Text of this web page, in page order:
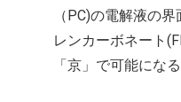
（PC)の電解液の
レンカーボネート
「京」で可能にな